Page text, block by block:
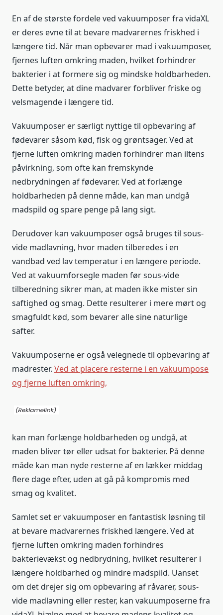
En af de største fordele ved vakuumposer fra vidaXL
er deres evne til at bevare madvarernes friskhed i
længere tid. Når man opbevarer mad i vakuumposer,
fjernes luften omkring maden, hvilket forhindrer
bakterier i at formere sig og mindske holdbarheden.
Dette betyder, at dine madvarer forbliver friske og
velsmagende i længere tid.
Vakuumposer er særligt nyttige til opbevaring af
fødevarer såsom kød, fisk og grøntsager. Ved at
fjerne luften omkring maden forhindrer man iltens
påvirkning, som ofte kan fremskynde
nedbrydningen af fødevarer. Ved at forlænge
holdbarheden på denne måde, kan man undgå
madspild og spare penge på lang sigt.
Derudover kan vakuumposer også bruges til sous-
vide madlavning, hvor maden tilberedes i en
vandbad ved lav temperatur i en længere periode.
Ved at vakuumforsegle maden før sous-vide
tilberedning sikrer man, at maden ikke mister sin
saftighed og smag. Dette resulterer i mere mørt og
smagfuldt kød, som bevarer alle sine naturlige
safter.
Vakuumposerne er også velegnede til opbevaring af
madrester. Ved at placere resterne i en vakuumpose
og fjerne luften omkring,
kan man forlænge holdbarheden og undgå, at
maden bliver tør eller udsat for bakterier. På denne
måde kan man nyde resterne af en lækker middag
flere dage efter, uden at gå på kompromis med
smag og kvalitet.
Samlet set er vakuumposer en fantastisk løsning til
at bevare madvarernes friskhed længere. Ved at
fjerne luften omkring maden forhindres
bakterievækst og nedbrydning, hvilket resulterer i
længere holdbarhed og mindre madspild. Uanset
om det drejer sig om opbevaring af råvarer, sous-
vide madlavning eller rester, kan vakuumposerne fra